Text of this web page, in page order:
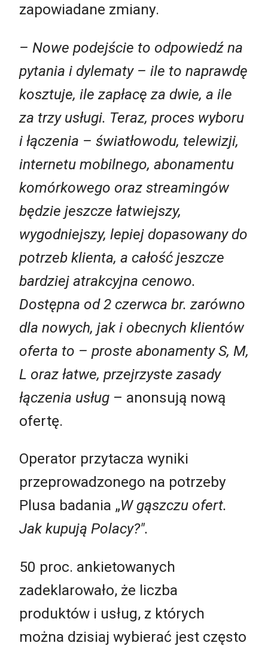
zapowiadane zmiany.
– Nowe podejście to odpowiedź na
pytania i dylematy – ile to naprawdę
kosztuje, ile zapłacę za dwie, a ile
za trzy usługi. Teraz, proces wyboru
i łączenia – światłowodu, telewizji,
internetu mobilnego, abonamentu
komórkowego oraz streamingów
będzie jeszcze łatwiejszy,
wygodniejszy, lepiej dopasowany do
potrzeb klienta, a całość jeszcze
bardziej atrakcyjna cenowo.
Dostępna od 2 czerwca br. zarówno
dla nowych, jak i obecnych klientów
oferta to – proste abonamenty S, M,
L oraz łatwe, przejrzyste zasady
łączenia usług – anonsują nową
ofertę.
Operator przytacza wyniki
przeprowadzonego na potrzeby
Plusa badania „W gąszczu ofert.
Jak kupują Polacy?".
50 proc. ankietowanych
zadeklarowało, że liczba
produktów i usług, z których
można dzisiaj wybierać jest często